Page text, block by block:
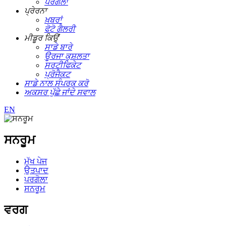
ਪਰਗੋਲਾ
ਪ੍ਰੇਰਨਾ
ਖ਼ਬਰਾਂ
ਫੋਟੋ ਗੈਲਰੀ
ਮੀਡੂਰ ਕਿਉਂ
ਸਾਡੇ ਬਾਰੇ
ਊਰਜਾ ਕੁਸ਼ਲਤਾ
ਸਰਟੀਫਿਕੇਟ
ਪ੍ਰੋਜੈਕਟ
ਸਾਡੇ ਨਾਲ ਸੰਪਰਕ ਕਰੋ
ਅਕਸਰ ਪੁੱਛੇ ਜਾਂਦੇ ਸਵਾਲ
EN
ਸਨਰੂਮ
ਮੁੱਖ ਪੇਜ
ਉਤਪਾਦ
ਪਰਗੋਲਾ
ਸਨਰੂਮ
ਵਰਗ